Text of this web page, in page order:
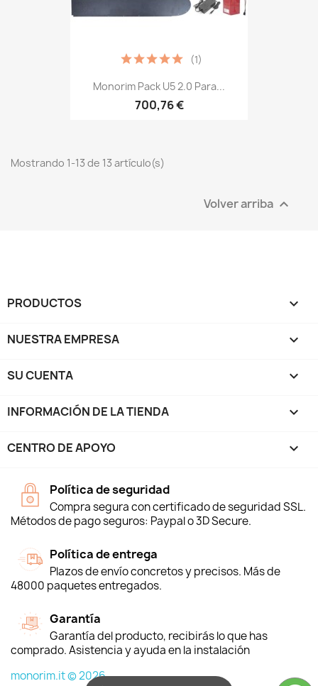
Monorim Pack U5 2.0 Para...
700,76 €
(1)
Mostrando 1-13 de 13 artículo(s)
Volver arriba 
PRODUCTOS 
NUESTRA EMPRESA 
SU CUENTA 
INFORMACIÓN DE LA TIENDA keyboard_arrow_down
CENTRO DE APOYO 
Política de seguridad
Compra segura con certificado de seguridad SSL.
Métodos de pago seguros: Paypal o 3D Secure.
Política de entrega
Plazos de envío concretos y precisos. Más de
48000 paquetes entregados.
Garantía
Garantía del producto, recibirás lo que has
comprado. Asistencia y ayuda en la instalación
monorim.it © 2026